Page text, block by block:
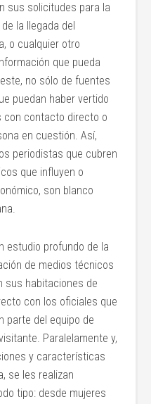
sus solicitudes para la
la llegada del
o cualquier otro
que pueda
no sólo de fuentes
puedan haber vertido
contacto directo o
en cuestión. Así,
periodistas que cubren
que influyen o
son blanco
estudio profundo de la
de medios técnicos
habitaciones de
con los oficiales que
parte del equipo de
Paralelamente y,
y características
se les realizan
tipo: desde mujeres